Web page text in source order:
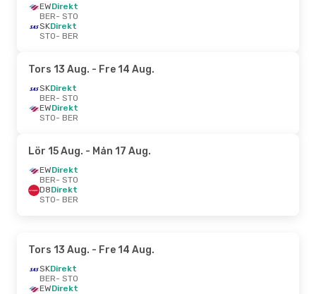
EWDirekt
BER- STO
SKDirekt
STO- BER
Tors 13 Aug. - Fre 14 Aug.
SKDirekt
BER- STO
EWDirekt
STO- BER
Lör 15 Aug. - Mån 17 Aug.
EWDirekt
BER- STO
D8Direkt
STO- BER
Tors 13 Aug. - Fre 14 Aug.
SKDirekt
BER- STO
EWDirekt